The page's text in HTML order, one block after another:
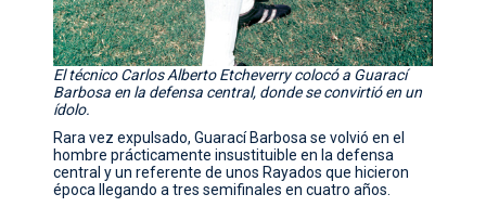
El técnico Carlos Alberto Etcheverry colocó a Guarací
Barbosa en la defensa central, donde se convirtió en un
ídolo.
Rara vez expulsado, Guarací Barbosa se volvió en el
hombre prácticamente insustituible en la defensa
central y un referente de unos Rayados que hicieron
época llegando a tres semifinales en cuatro años.